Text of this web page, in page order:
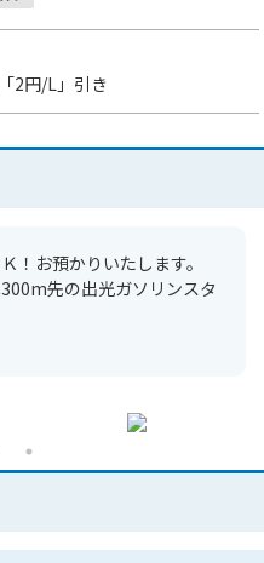
2円/L」引き
！お預かりいたします。
先の出光ガソリンスタ